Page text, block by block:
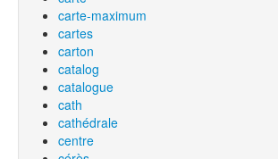
carte-maximum
cartes
carton
catalog
catalogue
cath
cathédrale
centre